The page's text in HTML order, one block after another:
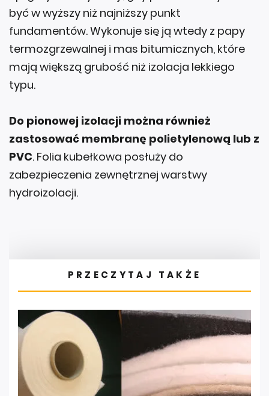
być w wyższy niż najniższy punkt
fundamentów. Wykonuje się ją wtedy z papy
termozgrzewalnej i mas bitumicznych, które
mają większą grubość niż izolacja lekkiego
typu.
Do pionowej izolacji można również
zastosować membranę polietylenową lub z
PVC. Folia kubełkowa posłuży do
zabezpieczenia zewnętrznej warstwy
hydroizolacji.